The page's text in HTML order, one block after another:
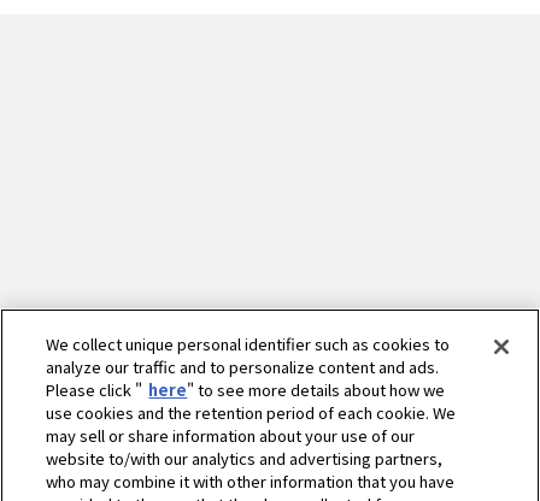
We collect unique personal identifier such as cookies to
analyze our traffic and to personalize content and ads.
Please click " here" to see more details about how we
use cookies and the retention period of each cookie. We
may sell or share information about your use of our
website to/with our analytics and advertising partners,
who may combine it with other information that you have